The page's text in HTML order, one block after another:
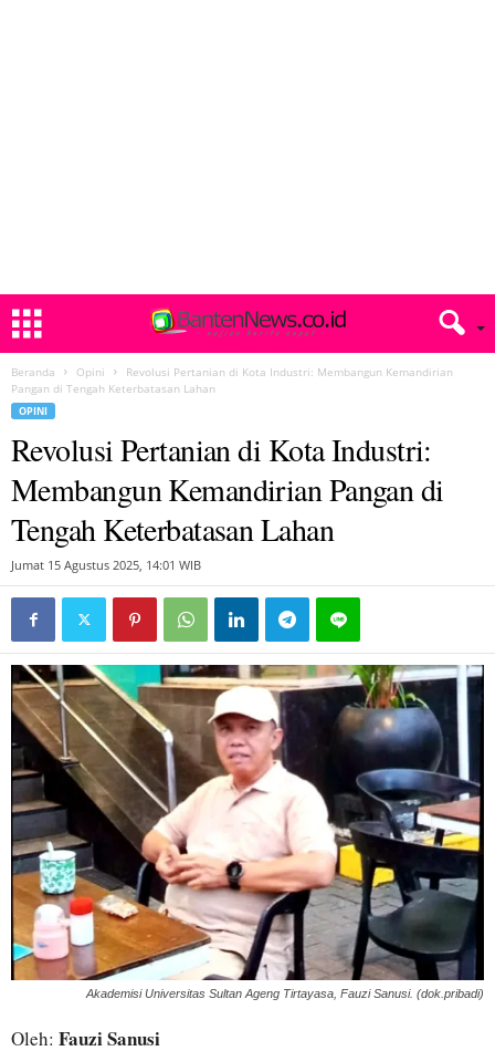
Beranda Opini
Revolusi Pertanian di Kota Industri: Membangun Kemandirian
Pangan di Tengah Keterbatasan Lahan
OPINI
Revolusi Pertanian di Kota Industri:
Membangun Kemandirian Pangan di
Tengah Keterbatasan Lahan
Jumat 15 Agustus 2025, 14:01 WIB
Akademisi Universitas Sultan Ageng Tirtayasa, Fauzi Sanusi. (dok.pribadi)
Oleh: Fauzi Sanusi